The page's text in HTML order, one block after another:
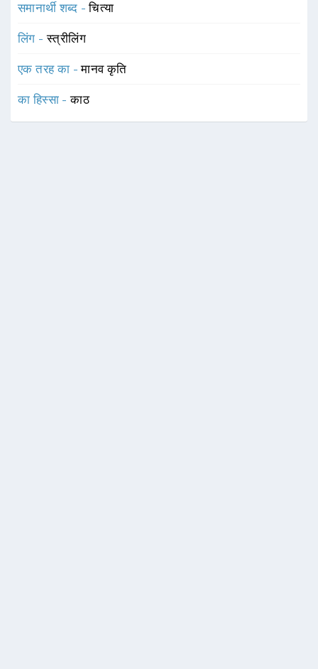
समानार्थी शब्द -चित्या
लिंग -स्त्रीलिंग
एक तरह का -मानव कृति
का हिस्सा -काठ